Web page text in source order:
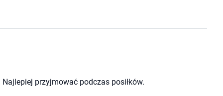
przyjmować podczas posiłków.